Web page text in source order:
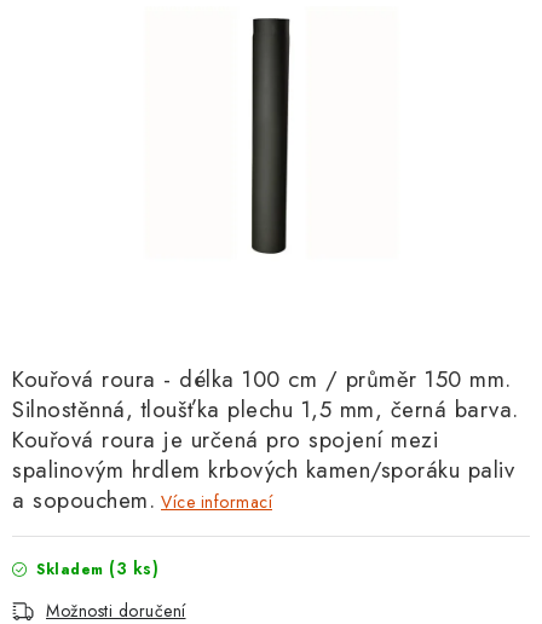
Kouřová roura - délka 100 cm / průměr 150 mm.
Silnostěnná, tloušťka plechu 1,5 mm, černá barva.
Kouřová roura je určená pro spojení mezi
spalinovým hrdlem krbových kamen/sporáku paliv
a sopouchem. Více informací
Skladem (3 ks)
Možnosti doručení